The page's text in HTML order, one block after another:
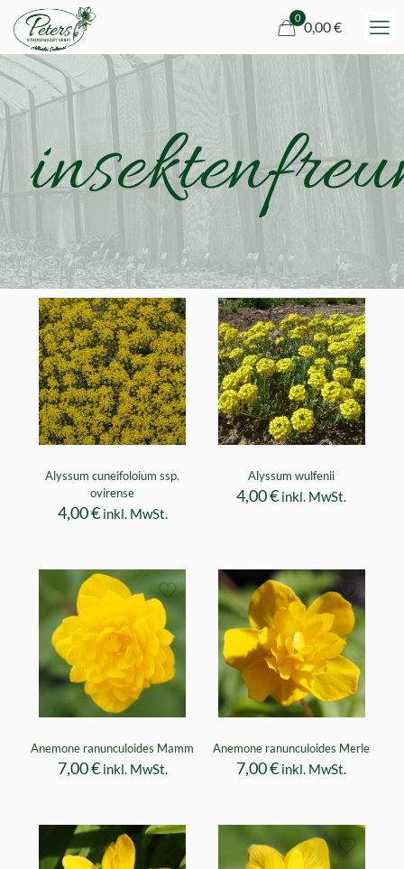
0
0,00 €
Alyssum cuneifoloium ssp.
ovirense
4,00€ inkl. MwSt.
Alyssum wulfenii
4,00€ inkl. MwSt.
Anemone ranunculoides Mamm
7,00€ inkl. MwSt.
Anemone ranunculoides Merle
7,00€ inkl. MwSt.